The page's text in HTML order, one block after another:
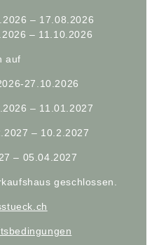
– 17.08.2026
– 11.10.2026
auf
27.10.2026
– 11.01.2027
– 10.2.2027
– 05.04.2027
geschlossen.